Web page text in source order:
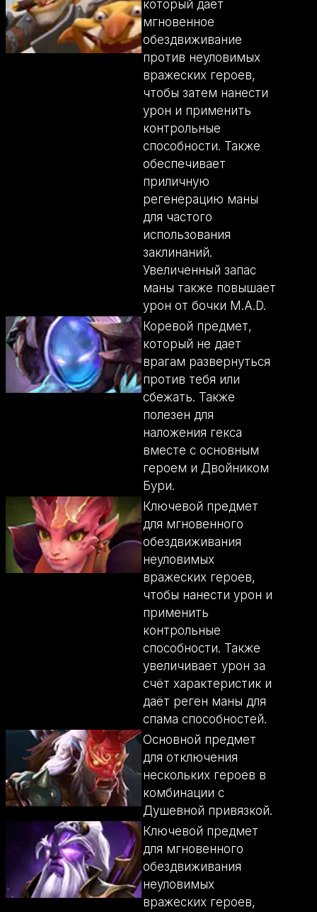
который дает
мгновенное
обездвиживание
против неуловимых
вражеских героев,
чтобы затем нанести
урон и применить
контрольные
способности. Также
обеспечивает
приличную
регенерацию маны
для частого
использования
заклинаний.
Увеличенный запас
маны также повышает
урон от бочки M.A.D.
Коревой предмет,
который не дает
врагам развернуться
против тебя или
сбежать. Также
полезен для
наложения гекса
вместе с основным
героем и Двойником
Бури.
Ключевой предмет
для мгновенного
обездвиживания
неуловимых
вражеских героев,
чтобы нанести урон и
применить
контрольные
способности. Также
увеличивает урон за
счёт характеристик и
даёт реген маны для
спама способностей.
Основной предмет
для отключения
нескольких героев в
комбинации с
Душевной привязкой.
Ключевой предмет
для мгновенного
обездвиживания
неуловимых
вражеских героев,